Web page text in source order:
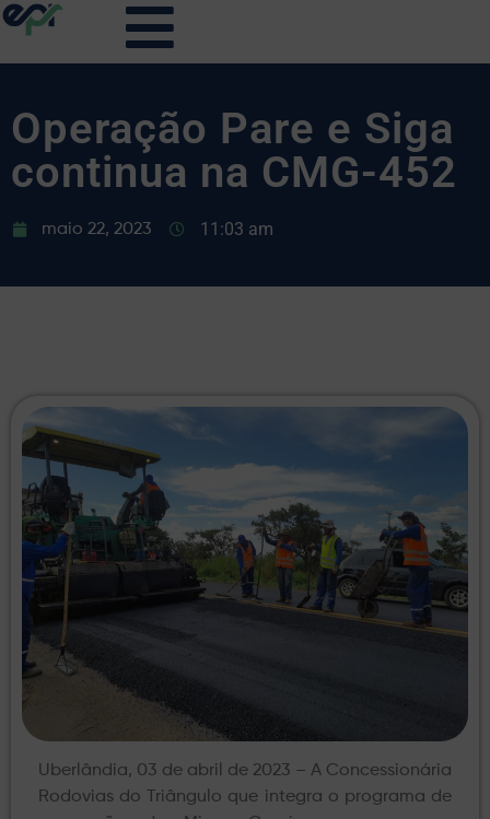
Operação Pare e Siga
continua na CMG-452
maio 22, 2023 11:03 am
Uberlândia, 03 de abril de 2023 – A Concessionária
Rodovias do Triângulo que integra o programa de